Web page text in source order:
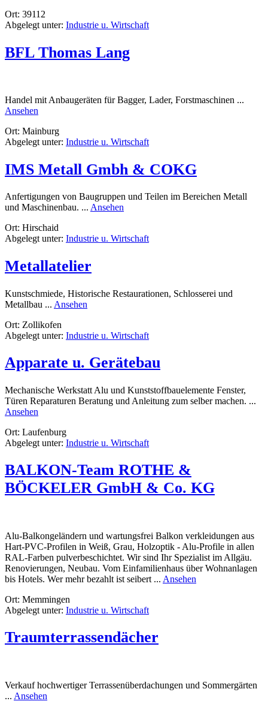
Ort: 39112
Abgelegt unter: Industrie u. Wirtschaft
BFL Thomas Lang
Handel mit Anbaugeräten für Bagger, Lader, Forstmaschinen ...
Ansehen
Thomas
Lang
Ort: Mainburg
Abgelegt unter: Industrie u. Wirtschaft
IMS Metall Gmbh & COKG
Anfertigungen von Baugruppen und Teilen im Bereichen Metall
und Maschinenbau. ... Ansehen
Gmbh
Ort: Hirschaid
Abgelegt unter: Industrie u. Wirtschaft
Metallatelier
Kunstschmiede, Historische Restaurationen, Schlosserei und
Metallbau ... Ansehen
Ort: Zollikofen
Abgelegt unter: Industrie u. Wirtschaft
Apparate u. Gerätebau
Mechanische Werkstatt Alu und Kunststoffbauelemente Fenster,
Türen Reparaturen Beratung und Anleitung zum selber machen. ...
Ansehen
u.
Gerätebau
Ort: Laufenburg
Abgelegt unter: Industrie u. Wirtschaft
BALKON-Team ROTHE &
BÖCKELER GmbH & Co. KG
Alu-Balkongeländern und wartungsfrei Balkon verkleidungen aus
Hart-PVC-Profilen in Weiß, Grau, Holzoptik - Alu-Profile in allen
RAL-Farben pulverbeschichtet. Wir sind Ihr Spezialist im Allgäu.
Renovierungen, Neubau. Vom Einfamilienhaus über Wohnanlagen
bis Hotels. Wer mehr bezahlt ist seibert ... Ansehen
Ort: Memmingen
Abgelegt unter: Industrie u. Wirtschaft
Traumterrassendächer
Verkauf hochwertiger Terrassenüberdachungen und Sommergärten
... Ansehen